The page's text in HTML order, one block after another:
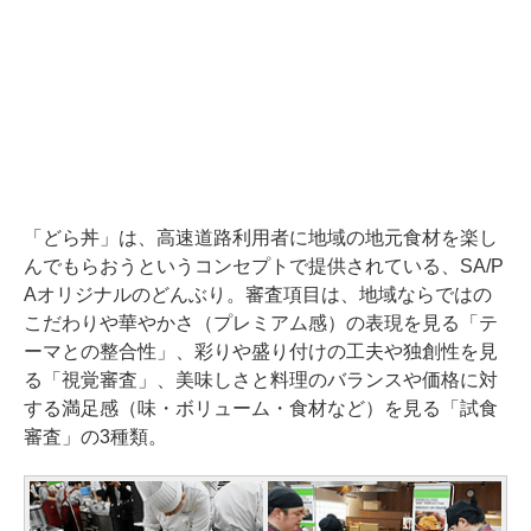
「どら丼」は、高速道路利用者に地域の地元食材を楽し
んでもらおうというコンセプトで提供されている、SA/P
Aオリジナルのどんぶり。審査項目は、地域ならではの
こだわりや華やかさ（プレミアム感）の表現を見る「テ
ーマとの整合性」、彩りや盛り付けの工夫や独創性を見
る「視覚審査」、美味しさと料理のバランスや価格に対
する満足感（味・ボリューム・食材など）を見る「試食
審査」の3種類。